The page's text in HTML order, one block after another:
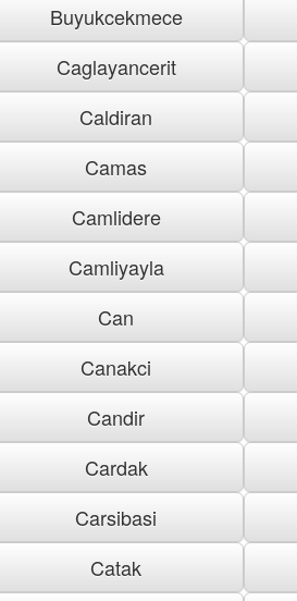
Buyukcekmece
Caglayancerit
Caldiran
Camas
Camlidere
Camliyayla
Can
Canakci
Candir
Cardak
Carsibasi
Catak